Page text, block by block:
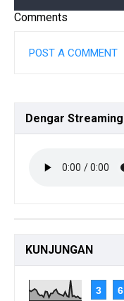
Comments
POST A COMMENT
Dengar Streaming
KUNJUNGAN
3 6